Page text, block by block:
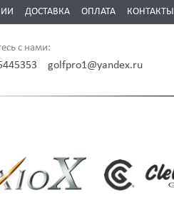
ДОСТАВКА ОПЛАТА КОНТАКТЫ
с нами:
golfpro1@yandex.ru